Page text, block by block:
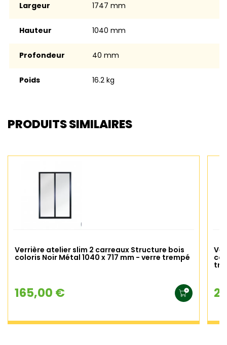
Largeur 1747 mm
Hauteur 1040 mm
Profondeur 40 mm
Poids 16.2 kg
PRODUITS SIMILAIRES
Verrière atelier slim 2 carreaux Structure bois
coloris Noir Métal 1040 x 717 mm - verre trempé
165,00 €